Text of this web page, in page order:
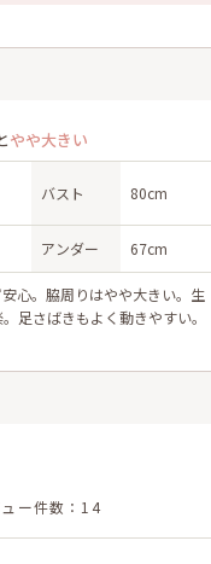
やや大きい
バスト 80cm
アンダー 67cm
心。脇周りはやや大きい。生
足さばきもよく動きやすい。
ュー件数：14